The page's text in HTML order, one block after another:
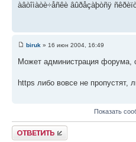
àâòîìàòè÷åñêè âûðåçàþòñÿ
biruk » 16 июн 2004, 16:49
Может администрация форума,
https либо вовсе не пропустят,
Показать
Ответить